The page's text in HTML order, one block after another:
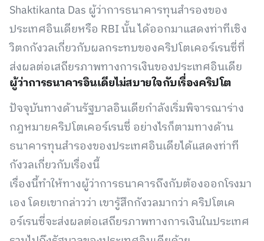
Shaktikanta Das ผู้ว่าการธนาคารทุนสำรองของ
ประเทศอินเดียหรือ RBI นั้น ได้ออกมาแสดงท่าทีเชิง
วิตกกังวลเกี่ยวกับผลกระทบของคริปโตเคอร์เรนซี่ที่
ส่งผลต่อเสถียรภาพทางการเงินของประเทศอินเดีย
ผู้ว่าการธนาคารอินเดียไม่สบายใจกับเรื่องคริปโต
ปัจจุบันทางด้านรัฐบาลอินเดียกำลังเริ่มพิจารณาร่าง
กฎหมายคริปโตเคอร์เรนซี่ อย่างไรก็ตามทางด้าน
ธนาคารทุนสำรองของประเทศอินเดียได้แสดงท่าที
กังวลเกี่ยวกับเรื่องนี้
เรื่องนี้ทำให้ทางผู้ว่าการธนาคารถึงกับต้องออกโรงมา
เอง โดยเขากล่าวว่า เขารู้สึกกังวลมากว่า คริปโตเค
อร์เรนซี่จะส่งผลต่อเสถียรภาพทางการเงินในประเทศ